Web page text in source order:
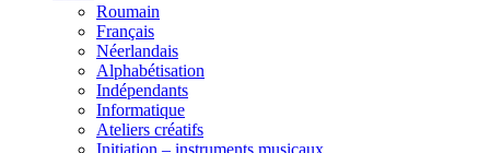
Roumain
Français
Néerlandais
Alphabétisation
Indépendants
Informatique
Ateliers créatifs
Initiation – instruments musicaux